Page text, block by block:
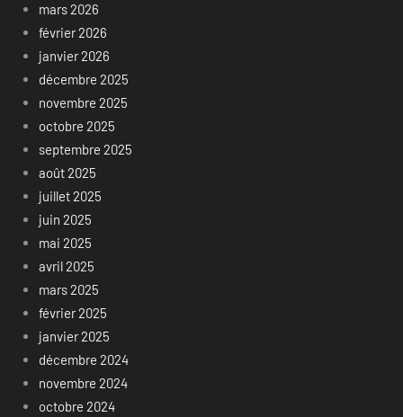
mars 2026
février 2026
janvier 2026
décembre 2025
novembre 2025
octobre 2025
septembre 2025
août 2025
juillet 2025
juin 2025
mai 2025
avril 2025
mars 2025
février 2025
janvier 2025
décembre 2024
novembre 2024
octobre 2024